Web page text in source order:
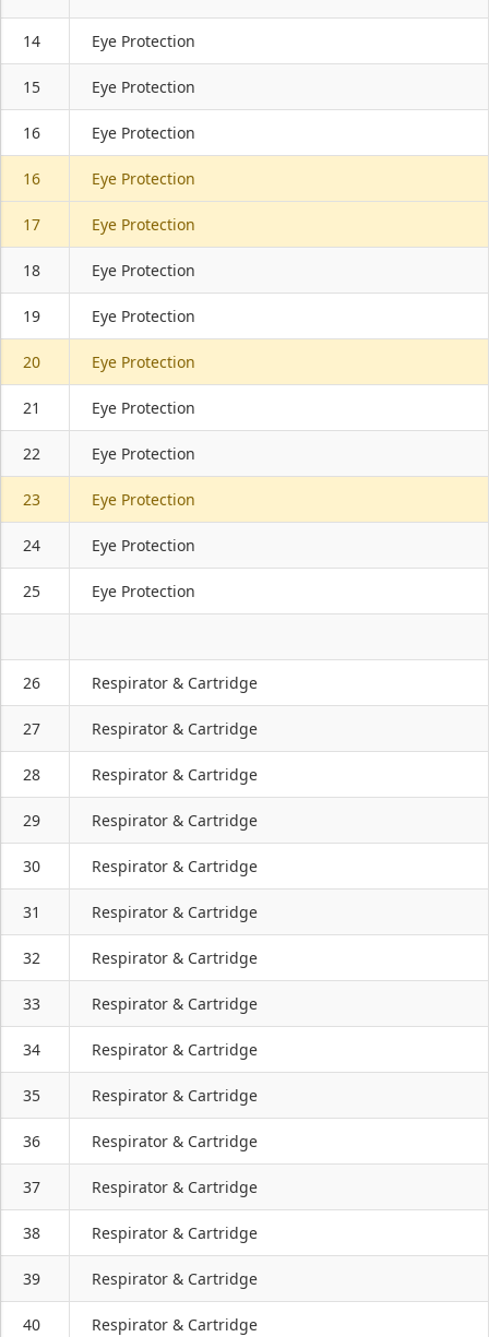
14 Eye Protection
15 Eye Protection
16 Eye Protection
16 Eye Protection
17 Eye Protection
18 Eye Protection
19 Eye Protection
20 Eye Protection
21 Eye Protection
22 Eye Protection
23 Eye Protection
24 Eye Protection
25 Eye Protection
26 Respirator & Cartridge
27 Respirator & Cartridge
28 Respirator & Cartridge
29 Respirator & Cartridge
30 Respirator & Cartridge
31 Respirator & Cartridge
32 Respirator & Cartridge
33 Respirator & Cartridge
34 Respirator & Cartridge
35 Respirator & Cartridge
36 Respirator & Cartridge
37 Respirator & Cartridge
38 Respirator & Cartridge
39 Respirator & Cartridge
40 Respirator & Cartridge